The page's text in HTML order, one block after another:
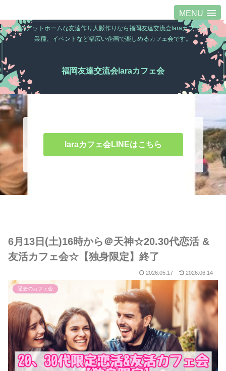
MENU
福岡のアットホームな友達作り人脈作りなら福岡友達交流会laraカフェ会。異
業種、イベントなど幅広い企画で楽しめるカフェ会です。
福岡友達交流会laraカフェ会
laraカフェ会LINEはこちら
6月13日(土)16時から＠天神☆20.30代恋活 &
友活カフェ会☆【独身限定】終了
2026.05.17 2026.06.14
過去のカフェ会